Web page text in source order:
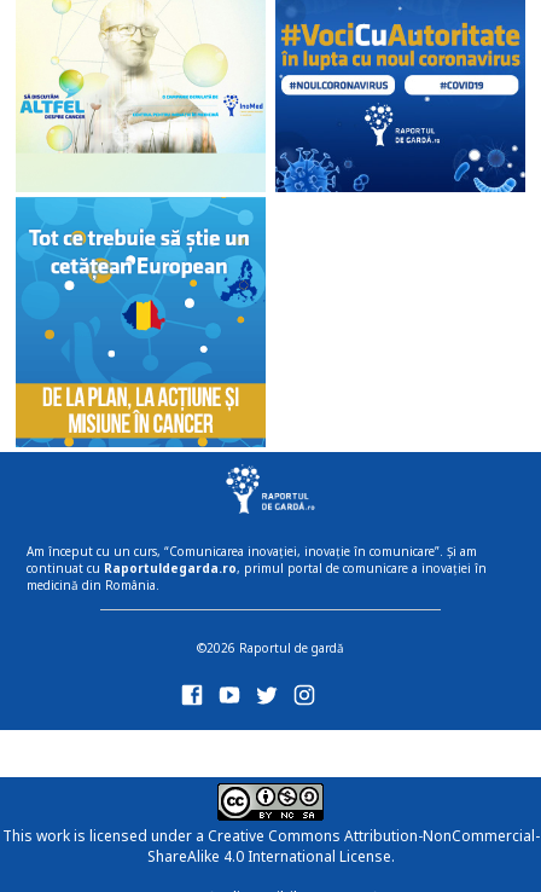
Am început cu un curs, “Comunicarea inovației, inovație în comunicare”. Și am
continuat cu Raportuldegarda.ro, primul portal de comunicare a inovației în
medicină din România.
©2026 Raportul de gardă
This work is licensed under a Creative Commons Attribution-NonCommercial-
ShareAlike 4.0 International License.